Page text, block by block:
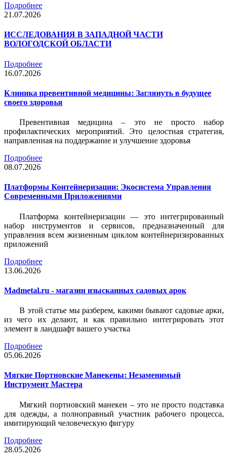
Подробнее
21.07.2026
ИССЛЕДОВАНИЯ В ЗАПАДНОЙ ЧАСТИ
ВОЛОГОДСКОЙ ОБЛАСТИ
Подробнее
16.07.2026
Клиника превентивной медицины: Заглянуть в будущее
своего здоровья
Превентивная медицина – это не просто набор
профилактических мероприятий. Это целостная стратегия,
направленная на поддержание и улучшение здоровья
Подробнее
08.07.2026
Платформы Контейнеризации: Экосистема Управления
Современными Приложениями
Платформа контейнеризации — это интегрированный
набор инструментов и сервисов, предназначенный для
управления всем жизненным циклом контейнеризированных
приложений
Подробнее
13.06.2026
Madmetal.ru - магазин изысканных садовых арок
В этой статье мы разберем, какими бывают садовые арки,
из чего их делают, и как правильно интегрировать этот
элемент в ландшафт вашего участка
Подробнее
05.06.2026
Мягкие Портновские Манекены: Незаменимый
Инструмент Мастера
Мягкий портновский манекен – это не просто подставка
для одежды, а полноправный участник рабочего процесса,
имитирующий человеческую фигуру
Подробнее
28.05.2026